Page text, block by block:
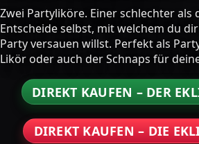
Zwei Partyliköre. Einer schlechter als
Entscheide selbst, mit welchem du
Party versauen willst. Perfekt als
Likör oder auch der Schnaps für
DIREKT KAUFEN – DER
DIREKT KAUFEN – DIE